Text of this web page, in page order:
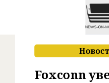
Foxconn